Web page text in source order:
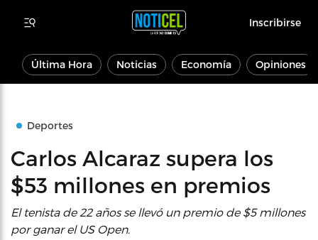
Inscribirse
Última Hora Noticias Economía Opiniones
Deportes
Carlos Alcaraz supera los
$53 millones en premios
El tenista de 22 años se llevó un premio de $5 millones
por ganar el US Open.